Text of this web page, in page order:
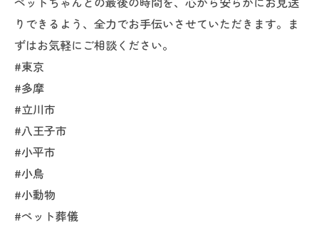
りできるよう、全力でお手伝いさせていただきます。ま
ずはお気軽にご相談ください。
#東京
#多摩
#立川市
#八王子市
#小平市
#小鳥
#小動物
#ペット葬儀